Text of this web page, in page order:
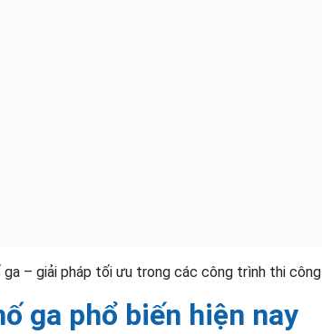
ga – giải pháp tối ưu trong các công trình thi công
ga phổ biến hiện nay